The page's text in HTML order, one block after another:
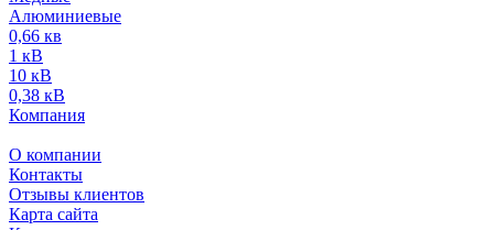
Алюминиевые
0,66 кв
1 кВ
10 кВ
0,38 кВ
Компания
О компании
Контакты
Отзывы клиентов
Карта сайта